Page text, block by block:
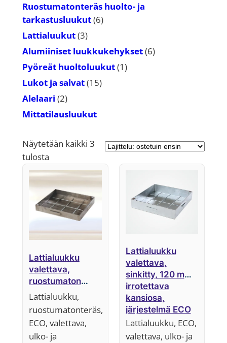
Ruostumatonteräs huolto- ja
tarkastusluukut 66
Lattialuukut 33
tuotetta
Alumiiniset luukkukehykset 66
Pyöreät huoltoluukut 11
Lukot ja salvat 1515
Alelaari 22
tuotetta
Mittatilausluukut
Näytetään kaikki 3
tulostaSuosituimmat
ensin
Lattialuukku
valettava,
ruostumaton
teräs, 50 mm,
kansiosa,
järjestelmä ECO
Lattialuukku,
ruostumatonteräs,
ECO, valettava,
ulko- ja
Lattialuukku
valettava,
sinkitty, 120 mm,
irrotettava
kansiosa,
järjestelmä ECO
Lattialuukku, ECO,
valettava, ulko- ja